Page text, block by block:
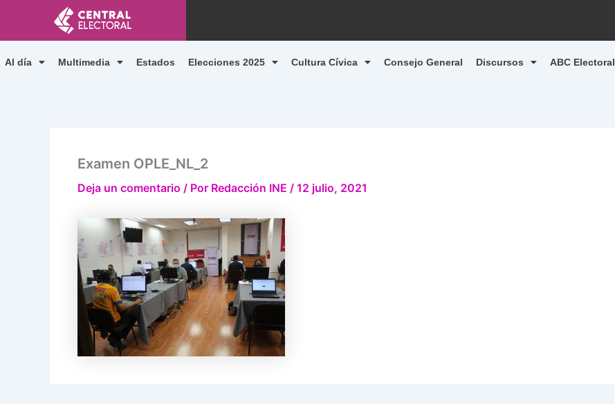
contenido
Al día Multimedia Estados Elecciones 2025 Cultura Cívica Consejo General Discursos ABC Electoral
Examen OPLE_NL_2
Deja un comentario / Por Redacción INE / 12 julio, 2021